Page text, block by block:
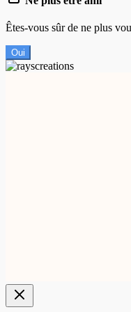
Êtes-vous sûr de ne plus
Oui